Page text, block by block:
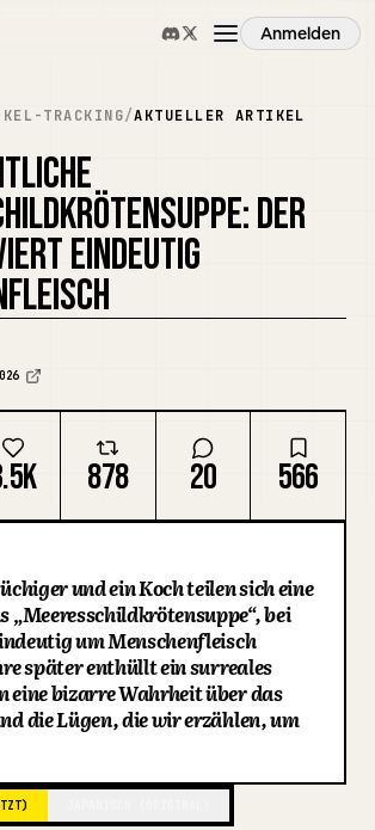
Anmelden
TRACKING/AKTUELLER ARTIKEL
DER
EINDEUTIG
878 20 566
und ein Koch teilen sich eine
„Meeresschildkrötensuppe“, bei
um Menschenfleisch
später enthüllt ein surreales
eine bizarre Wahrheit über das
die Lügen, die wir erzählen, um